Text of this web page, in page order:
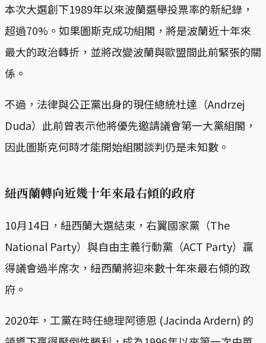
本次大選創下1989年以來波蘭選舉投票率的新紀錄，
超過70%。如果圖斯克成功組閣，將是波蘭近十年來
最大的政治轉折，並將改變波蘭與歐盟間此前緊張的關
係。
不過，法律與公正黨出身的現任總統杜達（Andrzej
Duda）此前曾表示他將優先邀請議會第一大黨組閣，
因此圖斯克何時才能開始組閣談判仍是未知數。
紐西蘭轉向近幾十年來最右傾的政府
10月14日，紐西蘭大選結束，右翼國家黨（The
National Party）與自由主義行動黨（ACT Party）贏
得議會過半席次，紐西蘭將迎來數十年來最右傾的政
府。
2020年，工黨在時任總理阿德恩 (Jacinda Ardern) 的